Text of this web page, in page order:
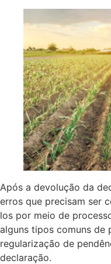
Após a devolução da
erros que precisam ser
los por meio de
alguns tipos comuns de
regularização de
declaração.